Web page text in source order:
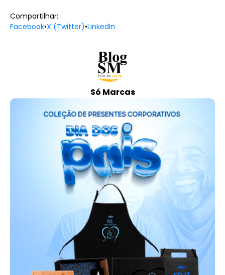
Só Marcas
Compartilhar:
Facebook•X (Twitter)•LinkedIn